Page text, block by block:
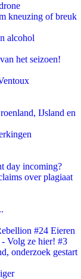
kneuzing of breuk
alcohol
het seizoen!
IJsland en
day incoming?
over plagiaat
#24 Eieren
Volg ze hier! #3
onderzoek gestart